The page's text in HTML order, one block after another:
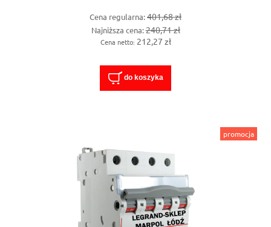
Cena regularna:401,68 zł
Najniższa cena:240,71 zł
Cena netto: 212,27 zł
do koszyka
promocja